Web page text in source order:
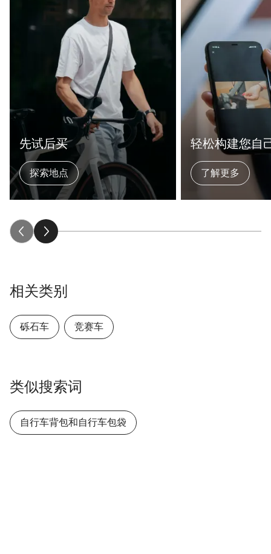
先试后买
探索地点
轻松构建您自
了解更多
相关类别
砾石车 竞赛车
类似搜索词
自行车背包和自行车包袋